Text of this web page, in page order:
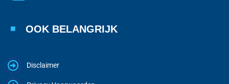
OOK BELANGRIJK
Disclaimer